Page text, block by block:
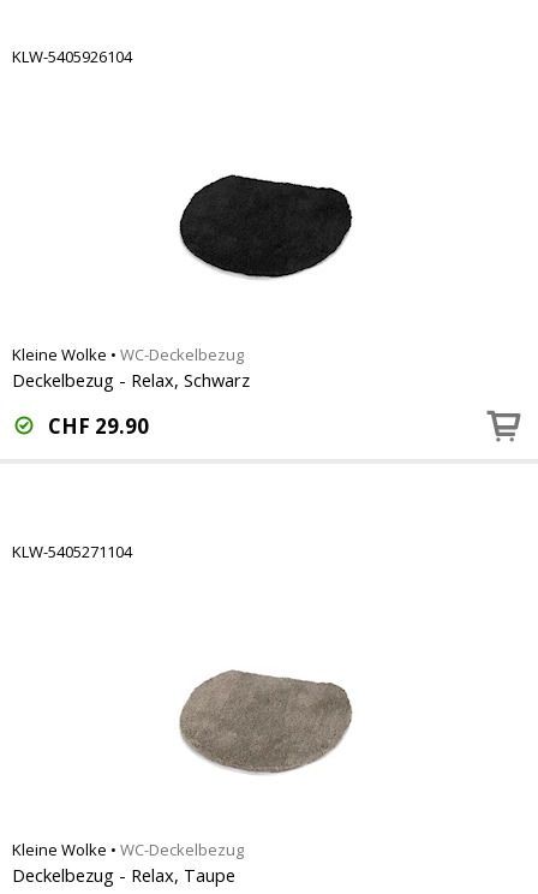
KLW-5405926104
Kleine Wolke • WC-Deckelbezug
Deckelbezug - Relax, Schwarz
CHF 29.90
KLW-5405271104
Kleine Wolke • WC-Deckelbezug
Deckelbezug - Relax, Taupe